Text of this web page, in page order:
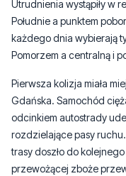
Pomorzem a centralną i
Pierwsza kolizja miała
Gdańska. Samochód
rozdzielające pasy
trasy doszło do
przewożącej zboże
samochód typu pickup.
przewożonego ładunku,